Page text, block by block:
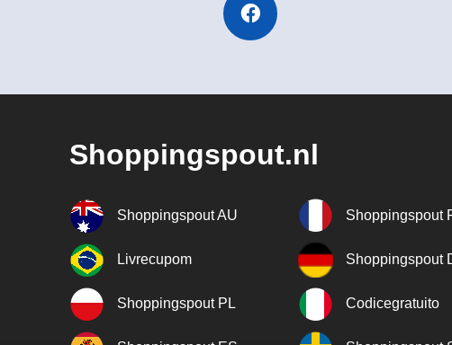
Shoppingspout.nl
Shoppingspout AU Shoppingspout
Livrecupom Shoppingspout
Shoppingspout PL Codicegratuito